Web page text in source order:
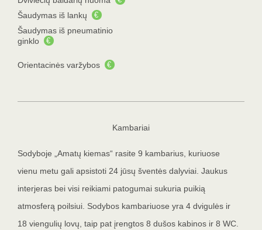
Šaudymas iš lankų €
Šaudymas iš pneumatinio
ginklo
€
Orientacinės varžybos €
Kambariai
Sodyboje „Amatų kiemas“ rasite 9 kambarius, kuriuose
vienu metu gali apsistoti 24 jūsų šventės dalyviai. Jaukus
interjeras bei visi reikiami patogumai sukuria puikią
atmosferą poilsiui. Sodybos kambariuose yra 4 dvigulės ir
18 viengulių lovų, taip pat įrengtos 8 dušos kabinos ir 8 WC.